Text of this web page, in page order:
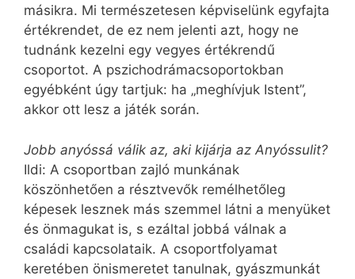
másikra. Mi természetesen képviselünk egyfajta
értékrendet, de ez nem jelenti azt, hogy ne
tudnánk kezelni egy vegyes értékrendű
csoportot. A pszichodrámacsoportokban
egyébként úgy tartjuk: ha „meghívjuk Istent”,
akkor ott lesz a játék során.
Jobb anyóssá válik az, aki kijárja az Anyóssulit?
Ildi: A csoportban zajló munkának
köszönhetően a résztvevők remélhetőleg
képesek lesznek más szemmel látni a menyüket
és önmagukat is, s ezáltal jobbá válnak a
családi kapcsolataik. A csoportfolyamat
keretében önismeretet tanulnak, gyászmunkát